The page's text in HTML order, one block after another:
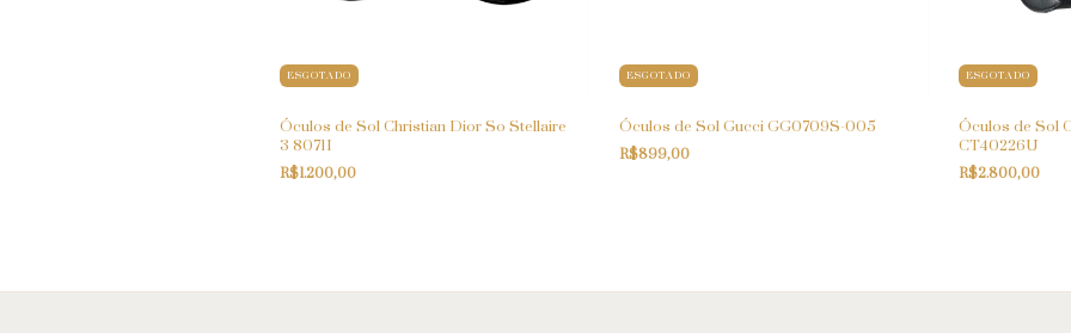
ESGOTADO
Óculos de Sol Christian Dior So Stellaire
3 8071I
R$1.200,00
ESGOTADO
Óculos de Sol Gucci GG0709S-005
R$899,00
ESGOTADO
Óculos de Sol
CT40226U
R$2.800,00